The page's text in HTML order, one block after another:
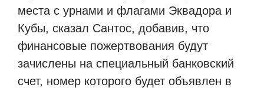
места с урнами и флагами Эквадора и
Кубы, сказал Сантос, добавив, что
финансовые пожертвования будут
зачислены на специальный банковский
счет, номер которого будет объявлен в